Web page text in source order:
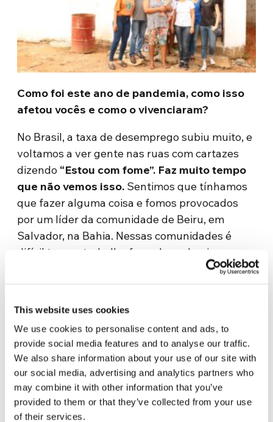
This website uses cookies
We use cookies to personalise content and ads, to
provide social media features and to analyse our traffic.
We also share information about your use of our site with
our social media, advertising and analytics partners who
may combine it with other information that you’ve
provided to them or that they’ve collected from your use
of their services.
Como foi este ano de pandemia, como isso
afetou vocês e como o vivenciaram?
No Brasil, a taxa de desemprego subiu muito, e
voltamos a ver gente nas ruas com cartazes
dizendo “Estou com fome”. Faz muito tempo
que não vemos isso. Sentimos que tínhamos
que fazer alguma coisa e fomos provocados
por um líder da comunidade de Beiru, em
Salvador, na Bahia. Nessas comunidades é
difícil ter um trabalho formal, predomina a
economia informal e, no início da pandemia,
Naquele momento, esse líder comunitário
escreveu uma mensagem para a Anpecom
dizendo“Estou com fome”. Naquele momento,
fizemos uma pequena comunhão de bens
entre as pessoas mais próximas de nós, e
então lhe enviamos. Mas daquele momento em
diante, sentimos que devíamos fazer algo não